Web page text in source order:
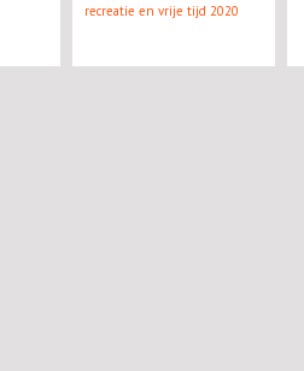
recreatie en vrije tijd 2020